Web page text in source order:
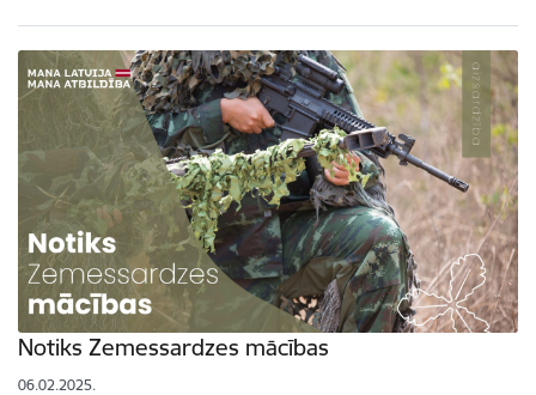
Notiks Zemessardzes mācības
06.02.2025.